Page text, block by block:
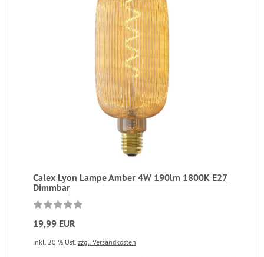
Calex Lyon Lampe Amber 4W 190lm 1800K E27
Dimmbar
19,99 EUR
inkl. 20 % Ust. zzgl. Versandkosten